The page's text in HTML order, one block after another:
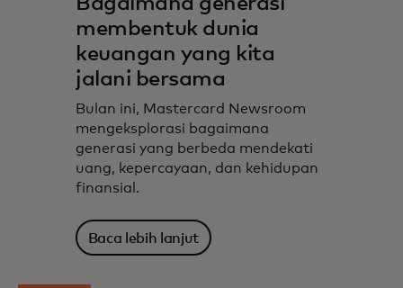
membentuk dunia
keuangan yang kita
jalani bersama
Bulan ini, Mastercard Newsroom
mengeksplorasi bagaimana
generasi yang berbeda mendekati
uang, kepercayaan, dan kehidupan
finansial.
Baca lebih lanjut